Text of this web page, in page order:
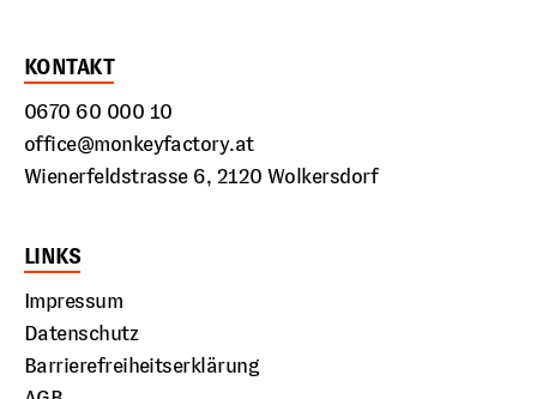
KONTAKT
0670 60 000 10
office@monkeyfactory.at
Wienerfeldstrasse 6, 2120 Wolkersdorf
LINKS
Impressum
Datenschutz
Barrierefreiheitserklärung